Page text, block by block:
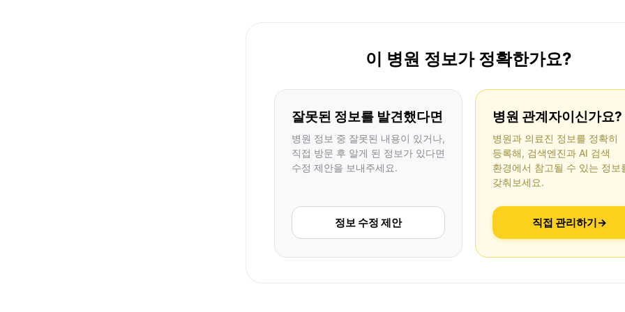
이 병원 정보가 정확한가요?
잘못된 정보를 발견했다면
병원 정보 중 잘못된 내용이 있거나,
직접 방문 후 알게 된 정보가 있다면
수정 제안을 보내주세요.
정보 수정 제안
병원 관계자이신가요?
병원과 의료진 정보를 정확히
등록해, 검색엔진과 AI 검색
환경에서 참고될 수 있는 정보
갖춰보세요.
직접 관리하기→